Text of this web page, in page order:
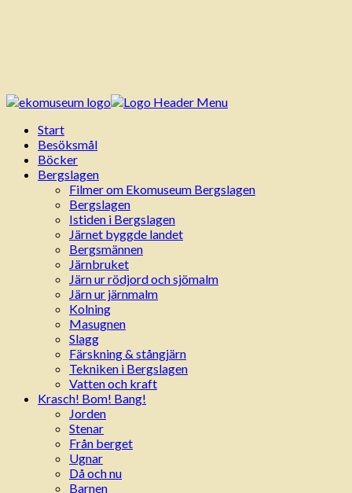
Start
Besöksmål
Böcker
Bergslagen
Filmer om Ekomuseum Bergslagen
Bergslagen
Istiden i Bergslagen
Järnet byggde landet
Bergsmännen
Järnbruket
Järn ur rödjord och sjömalm
Järn ur järnmalm
Kolning
Masugnen
Slagg
Färskning & stångjärn
Tekniken i Bergslagen
Vatten och kraft
Krasch! Bom! Bang!
Jorden
Stenar
Från berget
Ugnar
Då och nu
Barnen